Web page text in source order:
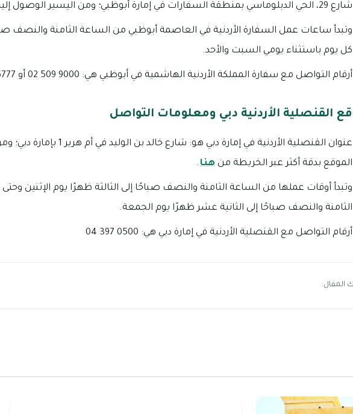
شارع 29، الحي الدبلوماسي بمنطقة السفارات في إمارة أبوظبي؛ ومن اليسير الوصول إليها عبر الخريطة من
وتبدأ ساعات عمل السفارة الأردنية في العاصمة أبوظبي من الساعة الثامنة والنصف
كل يوم باستثناء يومي السبت والأحد.
أرقام التواصل مع سفارة المملكة الأردنية الهاشمية في أبوظبي هي: 9000 509 02 أو 6777 743 056 أو 9090 509 02
القنصلية الأردنية دبي ومعلومات التواصل
عنوان القنصلية الأردنية في إمارة دبي هو:
الموقع بدقة أكثر عبر الخريطة من هنا.
وتبدأ أوقات عملها من الساعة الثامنة والنصف صباحًا إلى الثالثة ظهرًا يوم الإثنين
الثامنة والنصف صباحًا إلى الثانية عشر ظهرًا يوم الجمعة.
أرقام التواصل مع القنصلية الأردنية في إمارة دبي هي: 0500 397 04
المقال: